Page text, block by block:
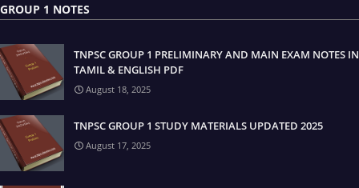
GROUP 1 NOTES
TNPSC GROUP 1 PRELIMINARY AND MAIN EXAM NOTES IN
TAMIL & ENGLISH PDF
August 18, 2025
TNPSC GROUP 1 STUDY MATERIALS UPDATED 2025
August 17, 2025